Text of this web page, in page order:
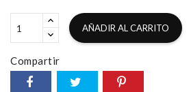
AÑADIR AL CARRITO
Compartir